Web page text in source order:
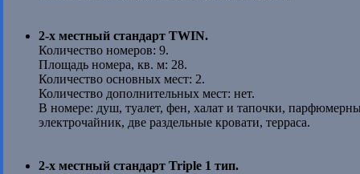
2-х местный стандарт TWIN.
Количество номеров: 9.
Площадь номера, кв. м: 28.
Количество основных мест: 2.
Количество дополнительных мест: нет.
В номере: душ, туалет, фен, халат и тапочки,
электрочайник, две раздельные кровати, терраса.
2-х местный стандарт Triple 1 тип.